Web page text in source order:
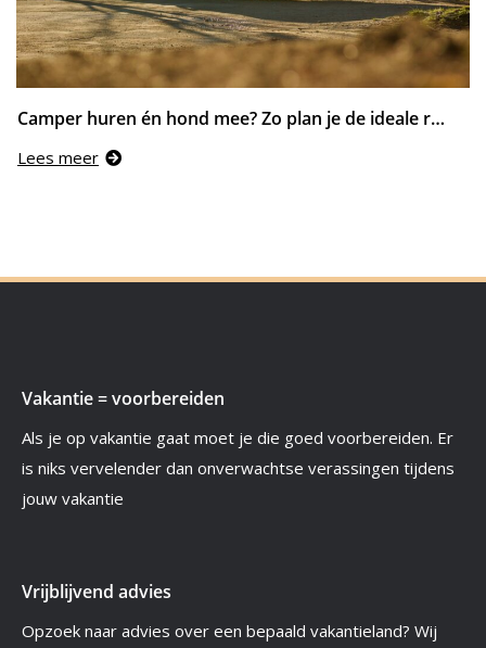
Camper huren én hond mee? Zo plan je de ideale reisroute
Lees meer
Vakantie = voorbereiden
Als je op vakantie gaat moet je die goed voorbereiden. Er
is niks vervelender dan onverwachtse verassingen tijdens
jouw vakantie
Vrijblijvend advies
Opzoek naar advies over een bepaald vakantieland? Wij